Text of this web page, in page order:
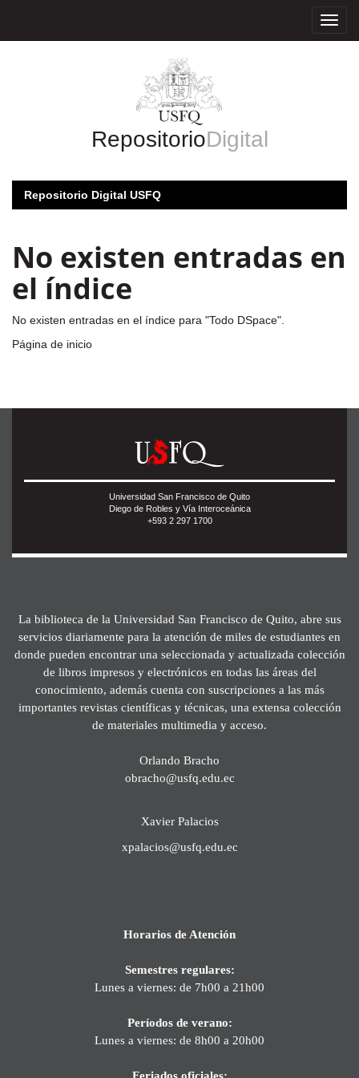
RepositorioDigital
Repositorio Digital USFQ
No existen entradas en
el índice
No existen entradas en el índice para "Todo DSpace".
Página de inicio
Universidad San Francisco de Quito
Diego de Robles y Vía Interoceánica
+593 2 297 1700
La biblioteca de la Universidad San Francisco de Quito, abre sus
servicios diariamente para la atención de miles de estudiantes en
donde pueden encontrar una seleccionada y actualizada colección
de libros impresos y electrónicos en todas las áreas del
conocimiento, además cuenta con suscripciones a las más
importantes revistas científicas y técnicas, una extensa colección
de materiales multimedia y acceso.
Orlando Bracho
obracho@usfq.edu.ec
Xavier Palacios
xpalacios@usfq.edu.ec
Horarios de Atención
Semestres regulares:
Lunes a viernes: de 7h00 a 21h00
Períodos de verano:
Lunes a viernes: de 8h00 a 20h00
Feriados oficiales: